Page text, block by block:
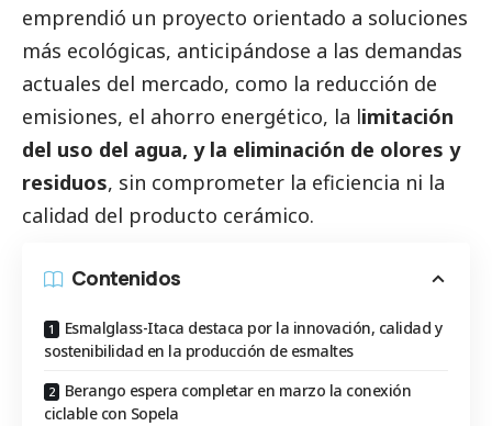
emprendió un proyecto orientado a soluciones
más ecológicas, anticipándose a las demandas
actuales del mercado, como la reducción de
emisiones, el ahorro energético, la limitación
del uso del agua, y la eliminación de olores y
residuos, sin comprometer la eficiencia ni la
calidad del producto cerámico.
Contenidos
Esmalglass-Itaca destaca por la innovación, calidad y
sostenibilidad en la producción de esmaltes
Berango espera completar en marzo la conexión
ciclable con Sopela